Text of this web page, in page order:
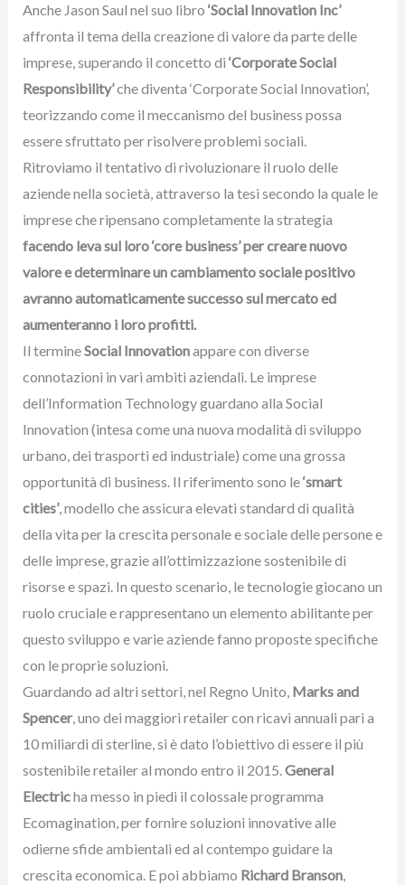
Anche Jason Saul nel suo libro ‘Social Innovation Inc’
affronta il tema della creazione di valore da parte delle
imprese, superando il concetto di ‘Corporate Social
Responsibility’che diventa ‘Corporate Social Innovation’,
teorizzando come il meccanismo del business possa
essere sfruttato per risolvere problemi sociali.
Ritroviamo il tentativo di rivoluzionare il ruolo delle
aziende nella società, attraverso la tesi secondo la quale le
imprese che ripensano completamente la strategia
facendo leva sul loro ‘core business’ per creare nuovo
valore e determinare un cambiamento sociale positivo
avranno automaticamente successo sul mercato ed
aumenteranno i loro profitti.
Il termineSocial Innovationappare con diverse
connotazioni in vari ambiti aziendali. Le imprese
dell’Information Technology guardano alla Social
Innovation (intesa come una nuova modalità di sviluppo
urbano, dei trasporti ed industriale) come una grossa
opportunità di business. Il riferimento sono le‘smart
cities’, modello che assicura elevati standard di qualità
della vita per la crescita personale e sociale delle persone e
delle imprese, grazie all’ottimizzazione sostenibile di
risorse e spazi. In questo scenario, le tecnologie giocano un
ruolo cruciale e rappresentano un elemento abilitante per
questo sviluppo e varie aziende fanno proposte specifiche
con le proprie soluzioni.
Guardando ad altri settori, nel Regno Unito, Marks and
Spencer, uno dei maggiori retailer con ricavi annuali pari a
10 miliardi di sterline, si è dato l’obiettivo di essere il più
sostenibile retailer al mondo entro il 2015.General
Electricha messo in piedi il colossale programma
Ecomagination, per fornire soluzioni innovative alle
odierne sfide ambientali ed al contempo guidare la
crescita economica. E poi abbiamo Richard Branson,